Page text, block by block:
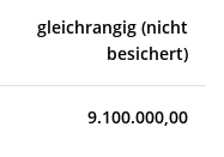
gleichrangig (nicht
besichert)
9.100.000,00